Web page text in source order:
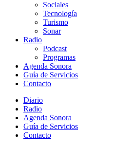
Sociales
Tecnología
Turismo
Sonar
Radio
Podcast
Programas
Agenda Sonora
Guía de Servicios
Contacto
Diario
Radio
Agenda Sonora
Guía de Servicios
Contacto